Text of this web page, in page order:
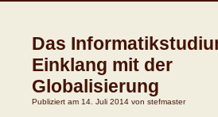
Das
Einklang mit der
Globalisierung
Publiziert am 14. Juli 2014 von stefmaster